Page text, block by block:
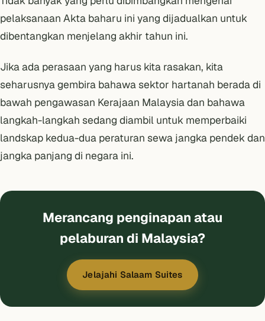
pelaksanaan Akta baharu ini yang dijadualkan untuk
dibentangkan menjelang akhir tahun ini.
Jika ada perasaan yang harus kita rasakan, kita
seharusnya gembira bahawa sektor hartanah berada di
bawah pengawasan Kerajaan Malaysia dan bahawa
langkah-langkah sedang diambil untuk memperbaiki
landskap kedua-dua peraturan sewa jangka pendek dan
jangka panjang di negara ini.
Merancang penginapan atau
pelaburan di Malaysia?
Jelajahi Salaam Suites